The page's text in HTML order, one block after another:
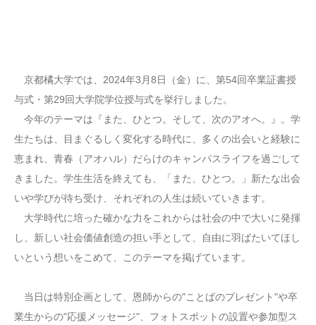
京都橘大学では、2024年3月8日（金）に、第54回卒業証書授
与式・第29回大学院学位授与式を挙行しました。
今年のテーマは『また、ひとつ。そして、次のアオへ。』。学
生たちは、目まぐるしく変化する時代に、多くの出会いと経験に
恵まれ、青春（アオハル）だらけのキャンパスライフを過ごして
きました。学生生活を終えても、「また、ひとつ。」新たな出会
いや学びが待ち受け、それぞれの人生は続いていきます。
大学時代に培った確かな力をこれからは社会の中で大いに発揮
し、新しい社会価値創造の担い手として、自由に羽ばたいてほし
いという想いをこめて、このテーマを掲げています。
当日は特別企画として、恩師からの"ことばのプレゼント"や卒
業生からの"応援メッセージ"、フォトスポットの設置や参加型ス